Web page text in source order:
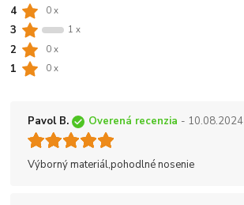
4 0 x
3 1 x
2 0 x
1 0 x
Pavol B. Overená recenzia - 10.08.2024
Výborný materiál,pohodlné nosenie